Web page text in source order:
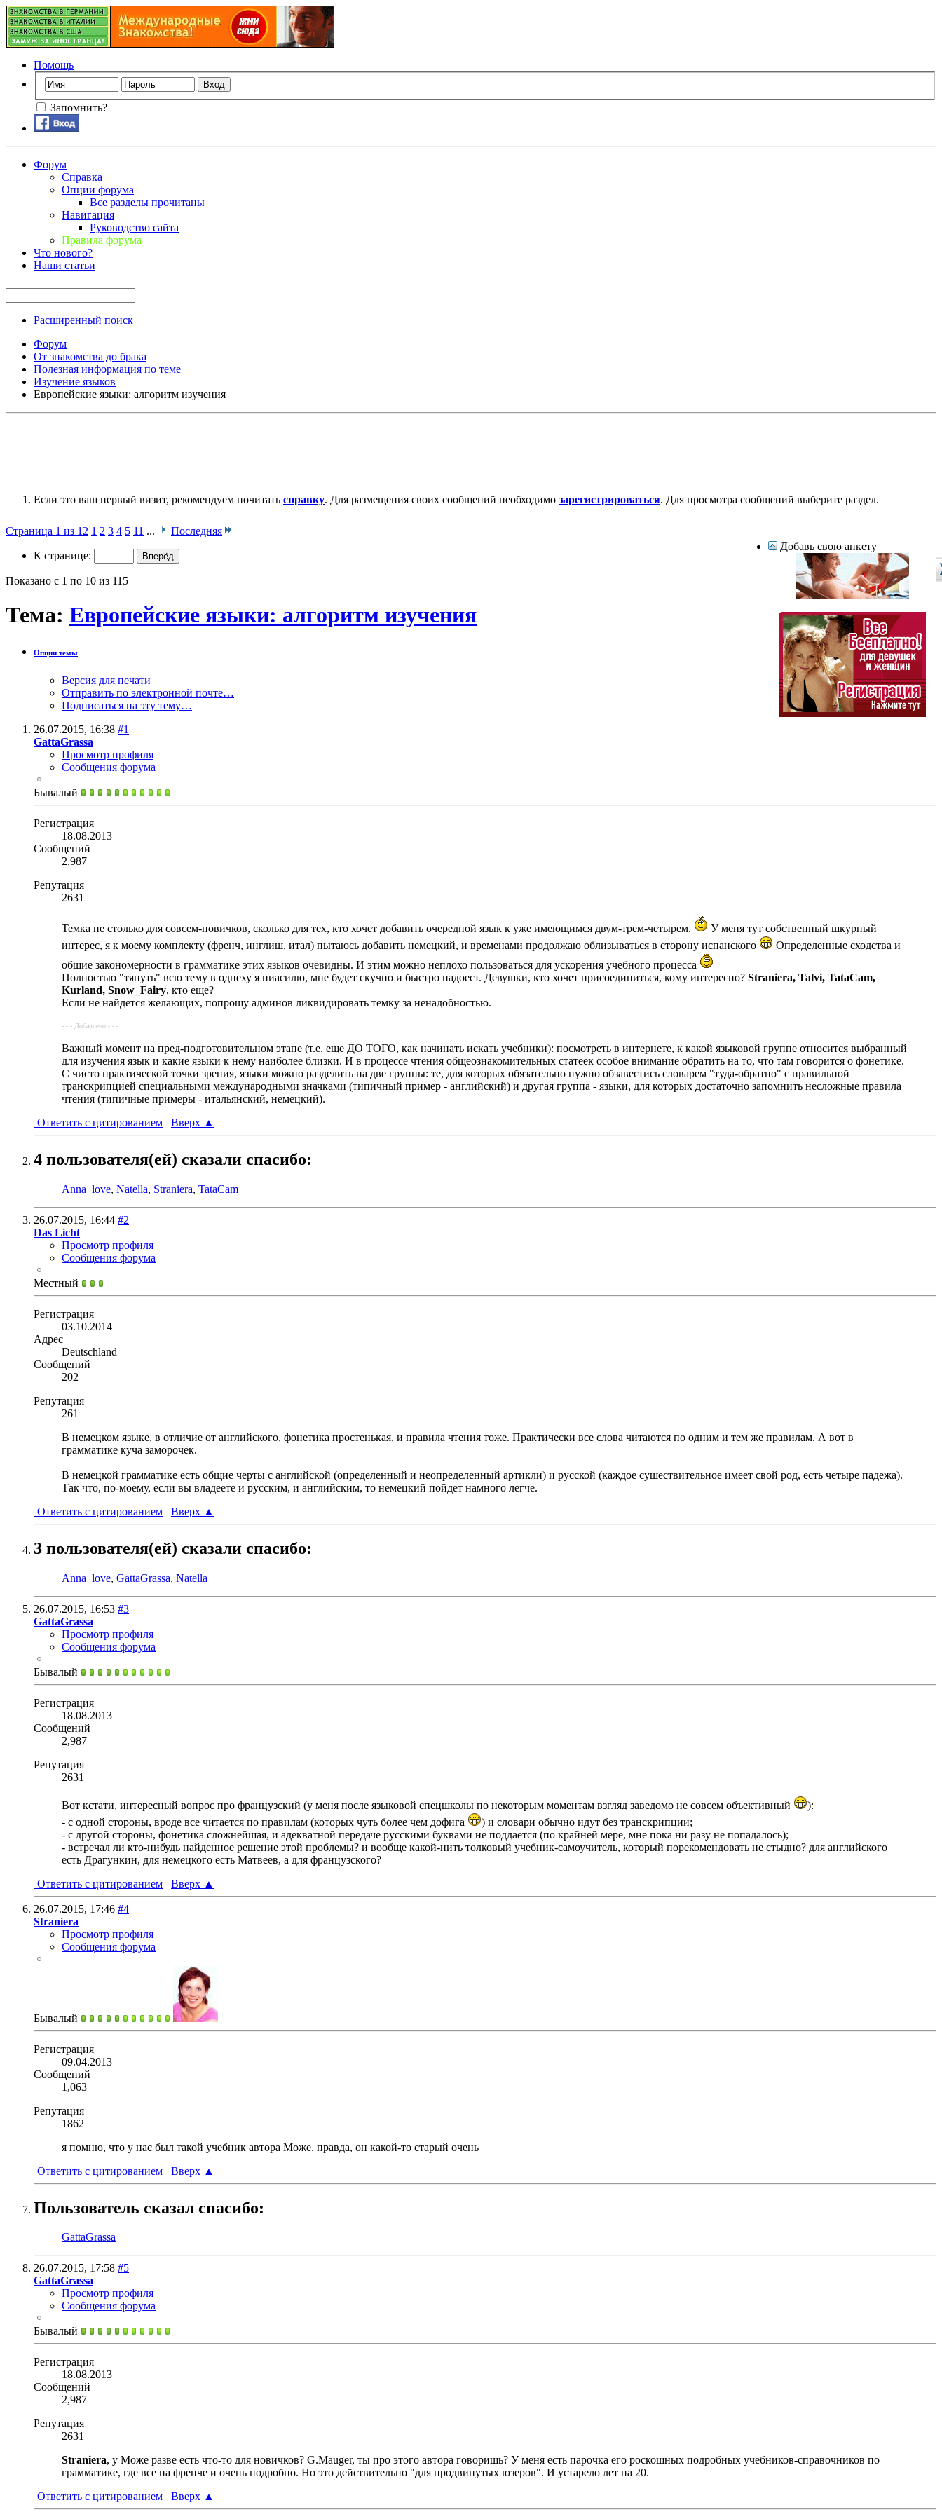
Помощь
Запомнить?
Форум
Справка
Опции форума
Все разделы прочитаны
Навигация
Руководство сайта
Правила форума
Что нового?
Наши статьи
Расширенный поиск
Форум
От знакомства до брака
Полезная информация по теме
Изучение языков
Европейские языки: алгоритм изучения
Если это ваш первый визит, рекомендуем почитать справку. Для размещения своих сообщений необходимо зарегистрироваться. Для просмотра сообщений выберите раздел.
Страница 1 из 12 1 2 3 4 5 11 ... Последняя
К странице:
Показано с 1 по 10 из 115
Тема: Европейские языки: алгоритм изучения
Опции темы
Версия для печати
Отправить по электронной почте…
Подписаться на эту тему…
26.07.2015, 16:38 #1
GattaGrassa
Просмотр профиля
Сообщения форума
Бывалый
Регистрация
18.08.2013
Сообщений
2,987
Репутация
2631
Темка не столько для совсем-новичков, сколько для тех, кто хочет добавить очередной язык к уже имеющимся двум-трем-четырем.
У меня тут собственный шкурный
интерес, я к моему комплекту (френч, инглиш, итал) пытаюсь добавить немецкий, и временами продолжаю облизываться в сторону испанского
Определенные сходства и
общие закономерности в грамматике этих языков очевидны. И этим можно неплохо пользоваться для ускорения учебного процесса
Полностью "тянуть" всю тему в однеху я ниасилю, мне будет скучно и быстро надоест. Девушки, кто хочет присоединиться, кому интересно? Straniera, Talvi, TataCam,
Kurland, Snow_Fairy, кто еще?
Если не найдется желающих, попрошу админов ликвидировать темку за ненадобностью.
- - - Добавлено - - -
Важный момент на пред-подготовительном этапе (т.е. еще ДО ТОГО, как начинать искать учебники): посмотреть в интернете, к какой языковой группе относится выбранный
для изучения язык и какие языки к нему наиболее близки. И в процессе чтения общеознакомительных статеек особое внимание обратить на то, что там говорится о фонетике.
С чисто практической точки зрения, языки можно разделить на две группы: те, для которых обязательно нужно обзавестись словарем "туда-обратно" с правильной
транскрипцией специальными международными значками (типичный пример - английский) и другая группа - языки, для которых достаточно запомнить несложные правила
чтения (типичные примеры - итальянский, немецкий).
Ответить с цитированием
Вверх ▲
4 пользователя(ей) сказали cпасибо:
Anna_love, Natella, Straniera, TataCam
26.07.2015, 16:44 #2
Das Licht
Просмотр профиля
Сообщения форума
Местный
Регистрация
03.10.2014
Адрес
Deutschland
Сообщений
202
Репутация
261
В немецком языке, в отличие от английского, фонетика простенькая, и правила чтения тоже. Практически все слова читаются по одним и тем же правилам. А вот в
грамматике куча заморочек.
В немецкой грамматике есть общие черты с английской (определенный и неопределенный артикли) и русской (каждое сушествительное имеет свой род, есть четыре падежа).
Так что, по-моему, если вы владеете и русским, и английским, то немецкий пойдет намного легче.
Ответить с цитированием
Вверх ▲
3 пользователя(ей) сказали cпасибо:
Anna_love, GattaGrassa, Natella
26.07.2015, 16:53 #3
GattaGrassa
Просмотр профиля
Сообщения форума
Бывалый
Регистрация
18.08.2013
Сообщений
2,987
Репутация
2631
Вот кстати, интересный вопрос про французский (у меня после языковой спецшколы по некоторым моментам взгляд заведомо не совсем объективный
):
- с одной стороны, вроде все читается по правилам (которых чуть более чем дофига
) и словари обычно идут без транскрипции;
- с другой стороны, фонетика сложнейшая, и адекватной передаче русскими буквами не поддается (по крайней мере, мне пока ни разу не попадалось);
- встречал ли кто-нибудь найденное решение этой проблемы? и вообще какой-нить толковый учебник-самоучитель, который порекомендовать не стыдно? для английского
есть Драгункин, для немецкого есть Матвеев, а для французского?
Ответить с цитированием
Вверх ▲
26.07.2015, 17:46 #4
Straniera
Просмотр профиля
Сообщения форума
Бывалый
Регистрация
09.04.2013
Сообщений
1,063
Репутация
1862
я помню, что у нас был такой учебник автора Може. правда, он какой-то старый очень
Ответить с цитированием
Вверх ▲
Пользователь сказал cпасибо:
GattaGrassa
26.07.2015, 17:58 #5
GattaGrassa
Просмотр профиля
Сообщения форума
Бывалый
Регистрация
18.08.2013
Сообщений
2,987
Репутация
2631
Straniera, у Може разве есть что-то для новичков? G.Mauger, ты про этого автора говоришь? У меня есть парочка его роскошных подробных учебников-справочников по
грамматике, где все на френче и очень подробно. Но это действительно "для продвинутых юзеров". И устарело лет на 20.
Ответить с цитированием
Вверх ▲
Добавь свою анкету